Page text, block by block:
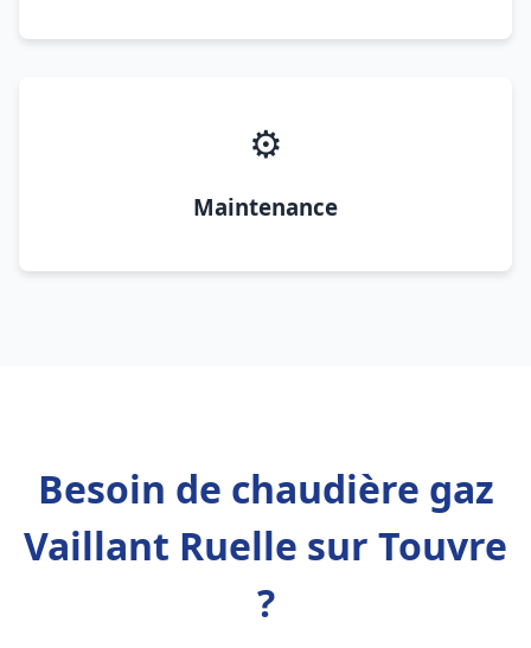
⚙️
Maintenance
Besoin de chaudière gaz
Vaillant Ruelle sur Touvre
?